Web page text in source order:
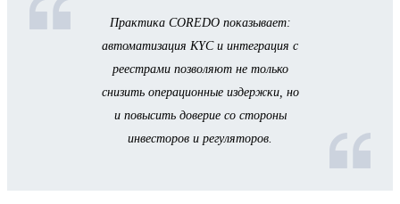
Практика COREDO показывает:
автоматизация KYC и интеграция с
реестрами позволяют не только
снизить операционные издержки, но
и повысить доверие со стороны
инвесторов и регуляторов.